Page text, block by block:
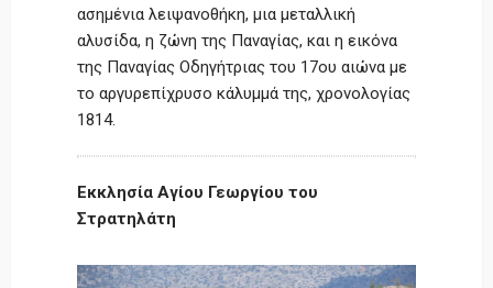
ασημένια λειψανοθήκη, μια μεταλλική
αλυσίδα, η ζώνη της Παναγίας, και η εικόνα
της Παναγίας Οδηγήτριας του 17ου αιώνα με
το αργυρεπίχρυσο κάλυμμά της, χρονολογίας
1814.
Εκκλησία Αγίου Γεωργίου του
Στρατηλάτη